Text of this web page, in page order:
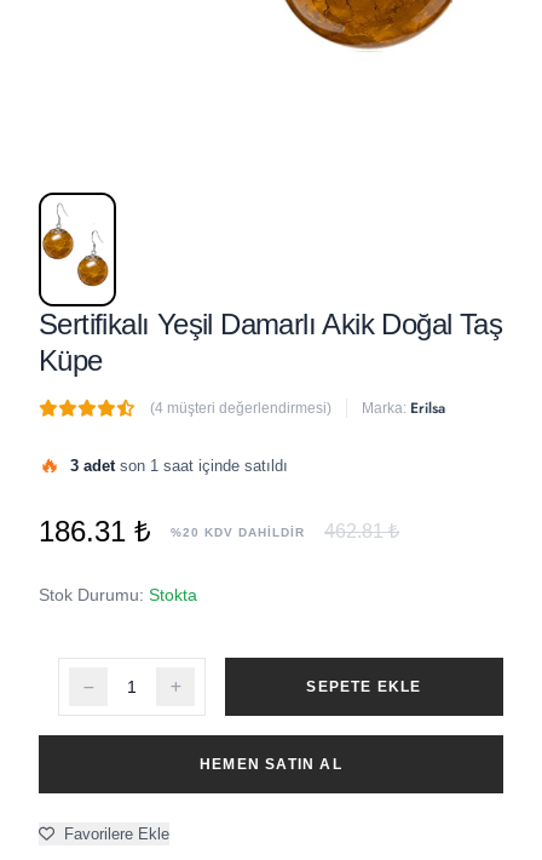
Sertifikalı Yeşil Damarlı Akik Doğal Taş
Küpe
(4 müşteri değerlendirmesi) Marka: Erilsa
🔥 3 adet son 1 saat içinde satıldı
186.31 ₺ %20 KDV DAHİLDİR 462.81 ₺
Stok Durumu: Stokta
SEPETE EKLE
HEMEN SATIN AL
Favorilere Ekle